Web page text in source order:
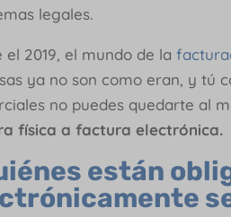
legales.
el 2019, el mundo de la
ya no son como eran, y tú
no puedes quedarte al
física a factura electrónica.
están